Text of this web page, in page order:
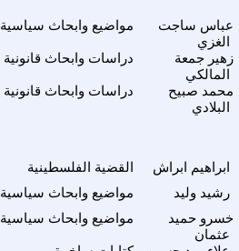
مواضيع وابحاث سياسية
عباس ساجت
الغزي
دراسات وابحاث قانونية
زهير جمعة
المالكي
دراسات وابحاث قانونية
محمد صبيح
البلادي
القضية الفلسطينية ابراهيم ابراش
مواضيع وابحاث سياسية
رشيد وليد
مواضيع وابحاث سياسية
خسرو حميد
عثمان